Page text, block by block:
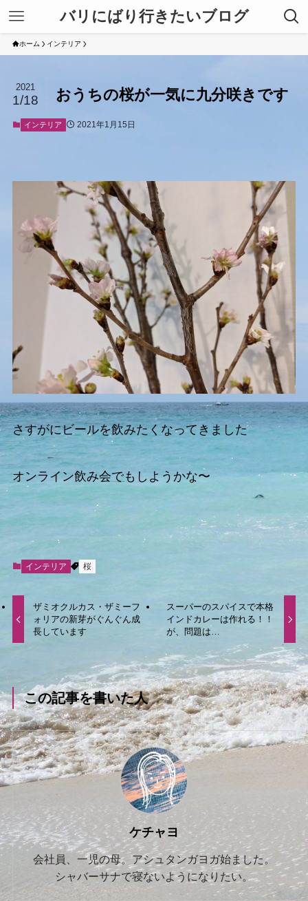
バリにばり行きたいブログ
ホーム インテリア
おうちの桜が一気に九分咲きです
2021
1/18
インテリア 2021年1月15日
さすがにビールを飲みたくなってきました
オンライン飲み会でもしようかな〜
インテリア 桜
ザミオクルカス・ザミーフ
ォリアの新芽がぐんぐん成
長しています
スーパーのスパイスで本格
インドカレーは作れる！！
が、問題は…
この記事を書いた人
ケチャヨ
会社員、一児の母。アシュタンガヨガ始ました。
シャバーサナで寝ないようになりたい。